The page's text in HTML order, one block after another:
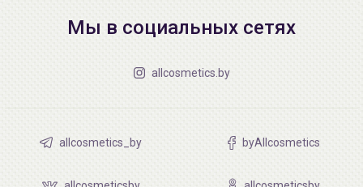
Мы в социальных сетях
allcosmetics.by
allcosmetics_by byAllcosmetics